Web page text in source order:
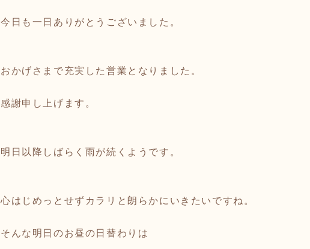
今日も一日ありがとうございました。
おかげさまで充実した営業となりました。
感謝申し上げます。
明日以降しばらく雨が続くようです。
心はじめっとせずカラリと朗らかにいきたいですね。
そんな明日のお昼の日替わりは